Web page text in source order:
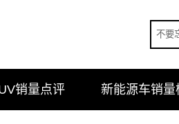
销量点评 新能源车销量